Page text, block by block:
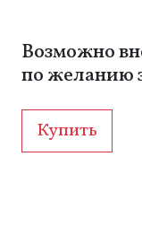
Возможно
по желанию
Купить